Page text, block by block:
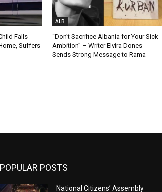
Falls
Suffers
ALB
“Don’t Sacrifice Albania for Your Sick
Ambition” – Writer Elvira Dones
Sends Strong Message to Rama
POPULAR POSTS
National Citizens’ Assembly